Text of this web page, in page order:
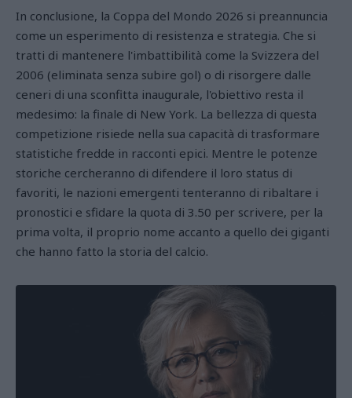
In conclusione, la Coppa del Mondo 2026 si preannuncia
come un esperimento di resistenza e strategia. Che si
tratti di mantenere l'imbattibilità come la Svizzera del
2006 (eliminata senza subire gol) o di risorgere dalle
ceneri di una sconfitta inaugurale, l'obiettivo resta il
medesimo: la finale di New York. La bellezza di questa
competizione risiede nella sua capacità di trasformare
statistiche fredde in racconti epici. Mentre le potenze
storiche cercheranno di difendere il loro status di
favoriti, le nazioni emergenti tenteranno di ribaltare i
pronostici e sfidare la quota di 3.50 per scrivere, per la
prima volta, il proprio nome accanto a quello dei giganti
che hanno fatto la storia del calcio.